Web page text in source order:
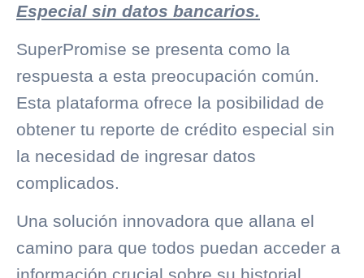
Especial sin datos bancarios.
SuperPromise se presenta como la
respuesta a esta preocupación común.
Esta plataforma ofrece la posibilidad de
obtener tu reporte de crédito especial sin
la necesidad de ingresar datos
complicados.
Una solución innovadora que allana el
camino para que todos puedan acceder a